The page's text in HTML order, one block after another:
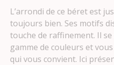
L’arrondi de ce béret est
toujours bien. Ses motifs
touche de raffinement. Il
gamme de couleurs et
qui vous convient. Ici